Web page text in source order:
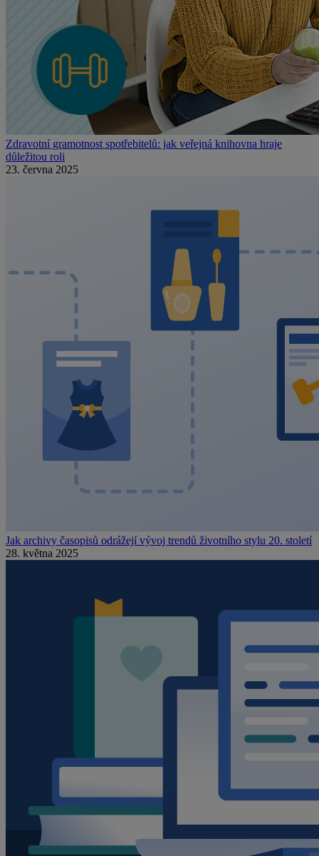
Zdravotní gramotnost spotřebitelů: jak veřejná knihovna hraje
důležitou roli
23. června 2025
Jak archivy časopisů odrážejí vývoj trendů životního stylu 20. století
28. května 2025